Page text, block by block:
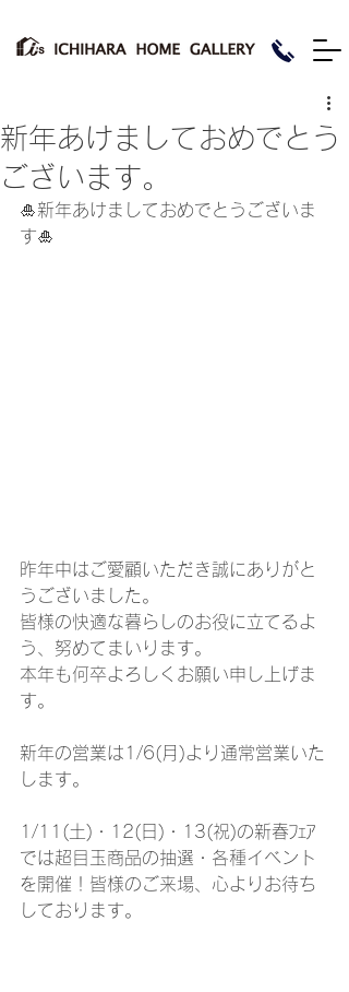
新年あけましておめでとう
ございます。
🎍新年あけましておめでとうございま
す🎍
昨年中はご愛顧いただき誠にありがと
うございました。
皆様の快適な暮らしのお役に立てるよ
う、努めてまいります。
本年も何卒よろしくお願い申し上げま
す。
新年の営業は1/6(月)より通常営業いた
します。
1/11(土)・12(日)・13(祝)の新春ﾌｪｱ
では超目玉商品の抽選・各種イベント
を開催！皆様のご来場、心よりお待ち
しております。